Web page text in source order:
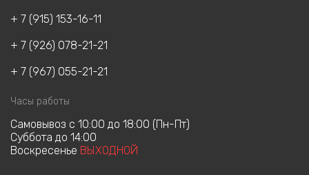
+ 7 (915) 153-16-11
+ 7 (926) 078-21-21
+ 7 (967) 055-21-21
Часы работы
Cамовывоз с 10:00 до 18:00 (Пн-Пт)
Суббота до 14:00
Воскресенье ВЫХОДНОЙ